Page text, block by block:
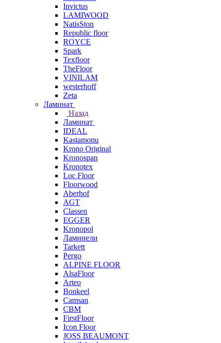
Invictus
LAMIWOOD
NatisSton
Republic floor
ROYCE
Spark
Texfloor
TheFloor
VINILAM
westerhoff
Zeta
Ламинат
Назад
Ламинат
IDEAL
Kastamonu
Krono Original
Kronospan
Kronotex
Loc Floor
Floorwood
Aberhof
AGT
Classen
EGGER
Kronopol
Ламинели
Tarkett
Pergo
ALPINE FLOOR
AlsaFloor
Arteo
Bonkeel
Camsan
CBM
FirstFloor
Icon Floor
JOSS BEAUMONT